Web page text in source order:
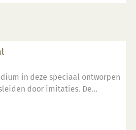
in deze speciaal ontworpen
door imitaties. De
hebben deze tool ontworpen